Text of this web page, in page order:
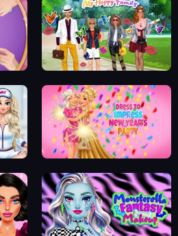
Superstar Family Dress Up
Dress To Impress: New Year's Party